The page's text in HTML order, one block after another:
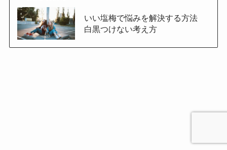
いい塩梅で悩みを解決する方法
白黒つけない考え方